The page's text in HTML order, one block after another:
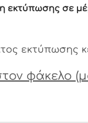
εκτύπωσης σε
εκτύπωσης
φάκελο